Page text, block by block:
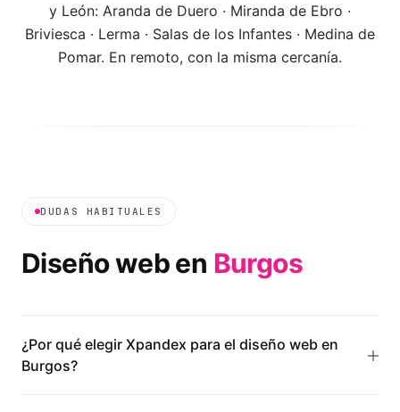
y León: Aranda de Duero · Miranda de Ebro ·
Briviesca · Lerma · Salas de los Infantes · Medina de
Pomar. En remoto, con la misma cercanía.
DUDAS HABITUALES
Diseño web en Burgos
¿Por qué elegir Xpandex para el diseño web en
Burgos?